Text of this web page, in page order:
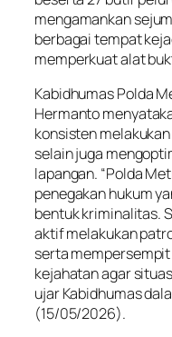
mengamankan
berbagai tempat
memperkuat alat
Kabidhumas Polda
Hermanto
konsisten
selain juga
lapangan. “Polda
penegakan hukum
bentuk kriminalitas.
aktif melakukan
serta
kejahatan agar
ujar Kabidhumas
(15/05/2026).